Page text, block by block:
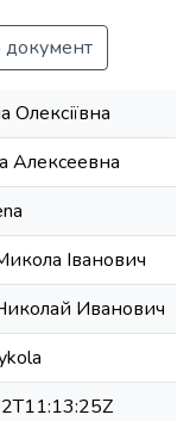
документ
Олексіївна
Алексеевна
Іванович
Иванович